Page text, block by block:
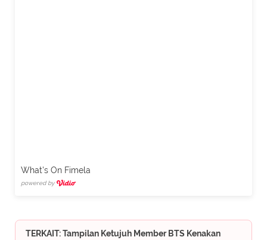
What's On Fimela
powered by
TERKAIT: Tampilan Ketujuh Member BTS Kenakan